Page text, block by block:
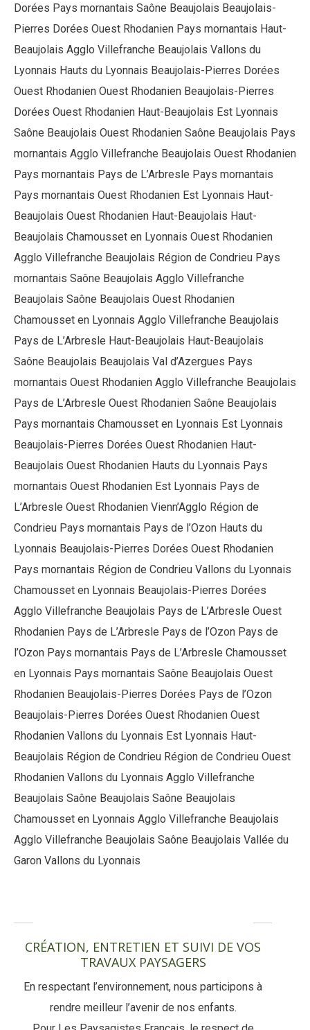
Dorées Pays mornantais Saône Beaujolais Beaujolais-
Pierres Dorées Ouest Rhodanien Pays mornantais Haut-
Beaujolais Agglo Villefranche Beaujolais Vallons du
Lyonnais Hauts du Lyonnais Beaujolais-Pierres Dorées
Ouest Rhodanien Ouest Rhodanien Beaujolais-Pierres
Dorées Ouest Rhodanien Haut-Beaujolais Est Lyonnais
Saône Beaujolais Ouest Rhodanien Saône Beaujolais Pays
mornantais Agglo Villefranche Beaujolais Ouest Rhodanien
Pays mornantais Pays de L’Arbresle Pays mornantais
Pays mornantais Ouest Rhodanien Est Lyonnais Haut-
Beaujolais Ouest Rhodanien Haut-Beaujolais Haut-
Beaujolais Chamousset en Lyonnais Ouest Rhodanien
Agglo Villefranche Beaujolais Région de Condrieu Pays
mornantais Saône Beaujolais Agglo Villefranche
Beaujolais Saône Beaujolais Ouest Rhodanien
Chamousset en Lyonnais Agglo Villefranche Beaujolais
Pays de L’Arbresle Haut-Beaujolais Haut-Beaujolais
Saône Beaujolais Beaujolais Val d’Azergues Pays
mornantais Ouest Rhodanien Agglo Villefranche Beaujolais
Pays de L’Arbresle Ouest Rhodanien Saône Beaujolais
Pays mornantais Chamousset en Lyonnais Est Lyonnais
Beaujolais-Pierres Dorées Ouest Rhodanien Haut-
Beaujolais Ouest Rhodanien Hauts du Lyonnais Pays
mornantais Ouest Rhodanien Est Lyonnais Pays de
L’Arbresle Ouest Rhodanien Vienn’Agglo Région de
Condrieu Pays mornantais Pays de l’Ozon Hauts du
Lyonnais Beaujolais-Pierres Dorées Ouest Rhodanien
Pays mornantais Région de Condrieu Vallons du Lyonnais
Chamousset en Lyonnais Beaujolais-Pierres Dorées
Agglo Villefranche Beaujolais Pays de L’Arbresle Ouest
Rhodanien Pays de L’Arbresle Pays de l’Ozon Pays de
l’Ozon Pays mornantais Pays de L’Arbresle Chamousset
en Lyonnais Pays mornantais Saône Beaujolais Ouest
Rhodanien Beaujolais-Pierres Dorées Pays de l’Ozon
Beaujolais-Pierres Dorées Ouest Rhodanien Ouest
Rhodanien Vallons du Lyonnais Est Lyonnais Haut-
Beaujolais Région de Condrieu Région de Condrieu Ouest
Rhodanien Vallons du Lyonnais Agglo Villefranche
Beaujolais Saône Beaujolais Saône Beaujolais
Chamousset en Lyonnais Agglo Villefranche Beaujolais
Agglo Villefranche Beaujolais Saône Beaujolais Vallée du
Garon Vallons du Lyonnais
CRÉATION, ENTRETIEN ET SUIVI DE VOS
TRAVAUX PAYSAGERS
En respectant l’environnement, nous participons à
rendre meilleur l’avenir de nos enfants.